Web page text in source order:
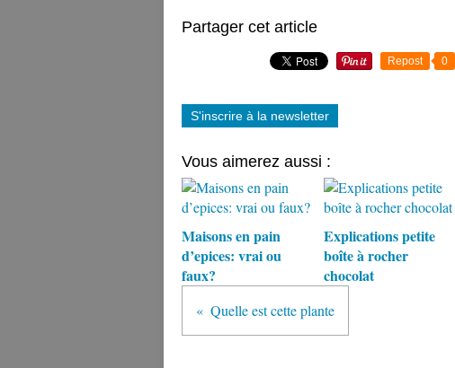
Partager cet article
Repost 0
S'inscrire à la newsletter
Vous aimerez aussi :
Maisons en pain
d’epices: vrai ou
faux?
Explications petite
boîte à rocher
chocolat
Quelle est cette plante